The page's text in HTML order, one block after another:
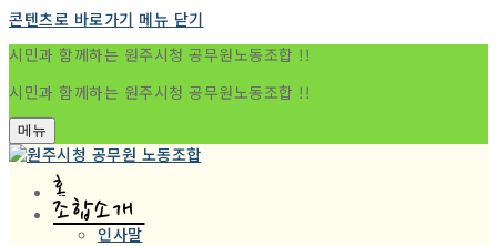
콘텐츠로 바로가기 메뉴 닫기
시민과 함께하는 원주시청 공무원노동조합 !!
시민과 함께하는 원주시청 공무원노동조합 !!
메뉴
홈
조합소개
인사말